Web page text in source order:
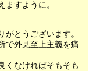
ますように。
がとうございます。
で外見至上主義を痛
くなければそもそも